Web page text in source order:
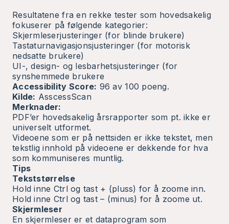
Resultatene fra en rekke tester som hovedsakelig
fokuserer på følgende kategorier:
Skjermleserjusteringer (for blinde brukere)
Tastaturnavigasjonsjusteringer (for motorisk
nedsatte brukere)
UI-, design- og lesbarhetsjusteringer (for
synshemmede brukere
Accessibility Score: 96 av 100 poeng.
Kilde: AsscessScan
Merknader:
PDF’er hovedsakelig årsrapporter som pt. ikke er
universelt utformet.
Videoene som er på nettsiden er ikke tekstet, men
tekstlig innhold på videoene er dekkende for hva
som kommuniseres muntlig.
Tips
Tekststørrelse
Hold inne Ctrl og tast + (pluss) for å zoome inn.
Hold inne Ctrl og tast – (minus) for å zoome ut.
Skjermleser
En skjermleser er et dataprogram som